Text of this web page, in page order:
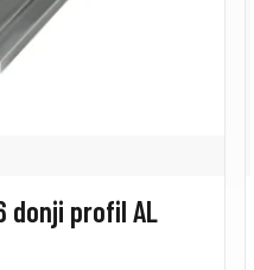
donji profil AL